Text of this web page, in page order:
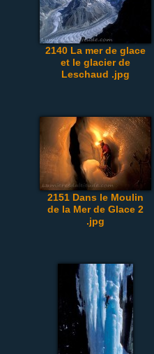
2140 La mer de glace
et le glacier de
Leschaud .jpg
2151 Dans le Moulin
de la Mer de Glace 2
.jpg